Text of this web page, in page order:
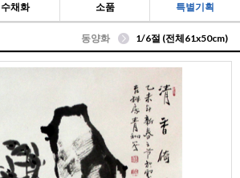
수채화 소품 특별기획
동양화 1/6절 (전체61x50cm)